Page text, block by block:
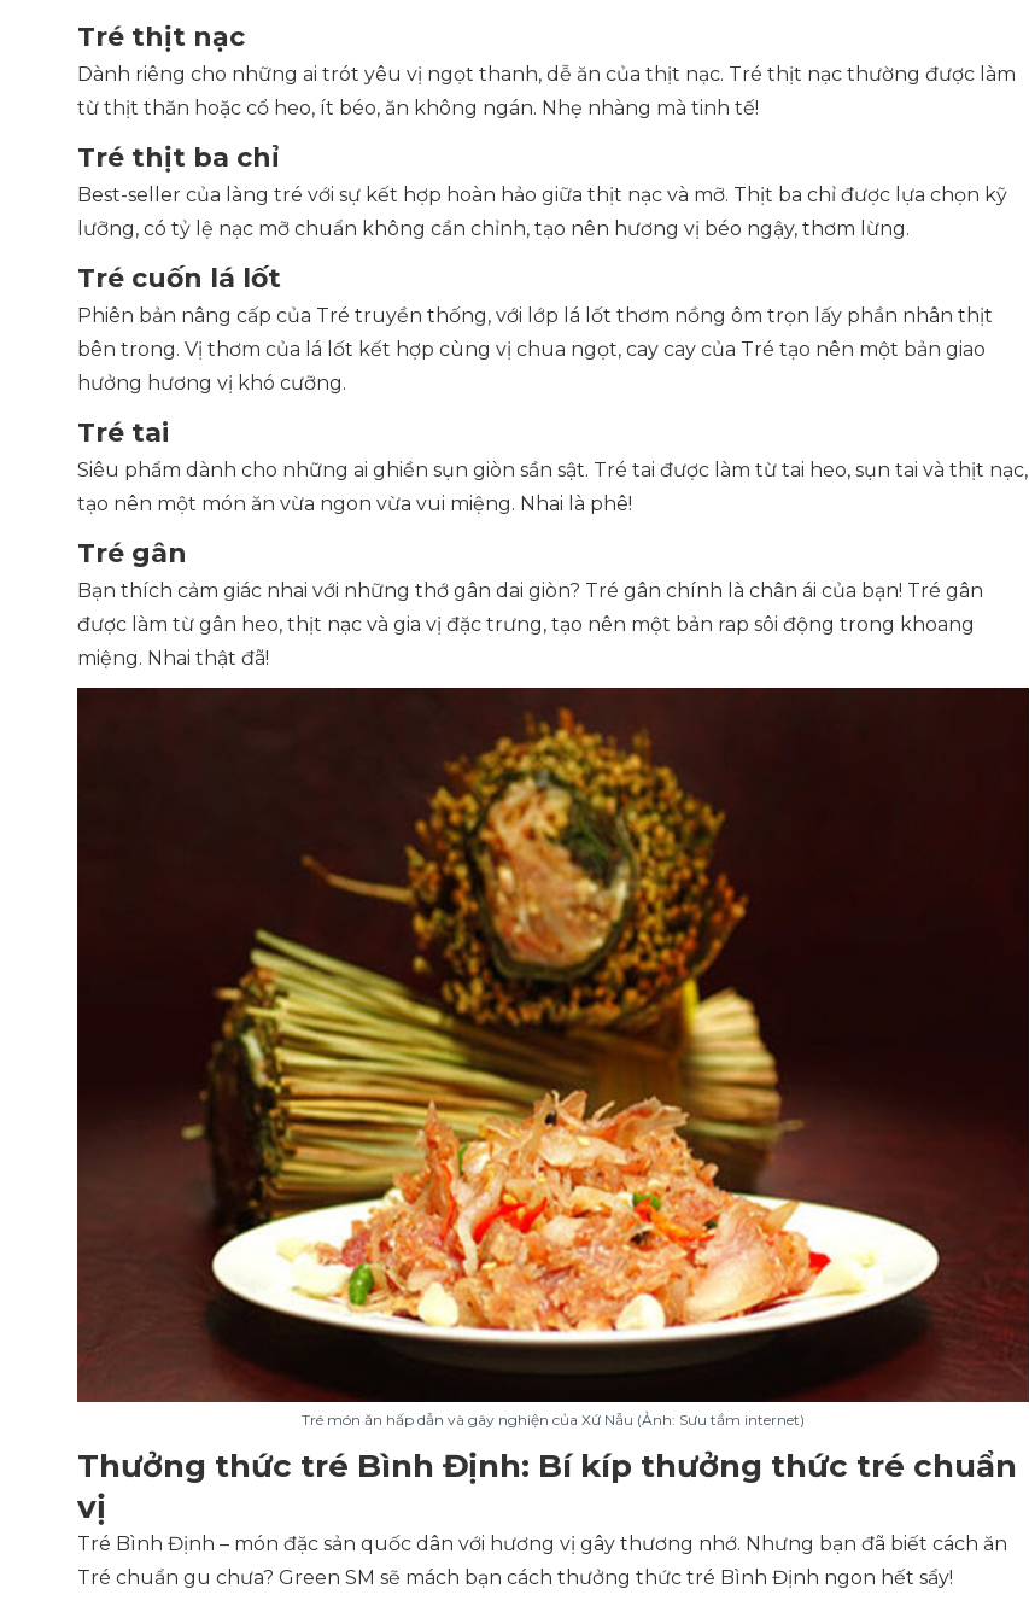
Tré thịt nạc
Dành riêng cho những ai trót yêu vị ngọt thanh, dễ ăn của thịt nạc. Tré thịt nạc thường được làm
từ thịt thăn hoặc cổ heo, ít béo, ăn không ngán. Nhẹ nhàng mà tinh tế!
Tré thịt ba chỉ
Best-seller của làng tré với sự kết hợp hoàn hảo giữa thịt nạc và mỡ. Thịt ba chỉ được lựa chọn kỹ
lưỡng, có tỷ lệ nạc mỡ chuẩn không cần chỉnh, tạo nên hương vị béo ngậy, thơm lừng.
Tré cuốn lá lốt
Phiên bản nâng cấp của Tré truyền thống, với lớp lá lốt thơm nồng ôm trọn lấy phần nhân thịt
bên trong. Vị thơm của lá lốt kết hợp cùng vị chua ngọt, cay cay của Tré tạo nên một bản giao
hưởng hương vị khó cưỡng.
Tré tai
Siêu phẩm dành cho những ai ghiền sụn giòn sần sật. Tré tai được làm từ tai heo, sụn tai và thịt nạc,
tạo nên một món ăn vừa ngon vừa vui miệng. Nhai là phê!
Tré gân
Bạn thích cảm giác nhai với những thớ gân dai giòn? Tré gân chính là chân ái của bạn! Tré gân
được làm từ gân heo, thịt nạc và gia vị đặc trưng, tạo nên một bản rap sôi động trong khoang
miệng. Nhai thật đã!
Tré món ăn hấp dẫn và gây nghiện của Xứ Nẫu (Ảnh: Sưu tầm internet)
Thưởng thức tré Bình Định: Bí kíp thưởng thức tré chuẩn
vị
Tré Bình Định – món đặc sản quốc dân với hương vị gây thương nhớ. Nhưng bạn đã biết cách ăn
Tré chuẩn gu chưa? Green SM sẽ mách bạn cách thưởng thức tré Bình Định ngon hết sẩy!